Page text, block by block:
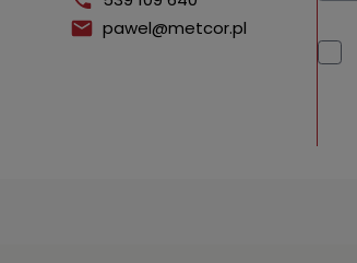
pawel@metcor.pl